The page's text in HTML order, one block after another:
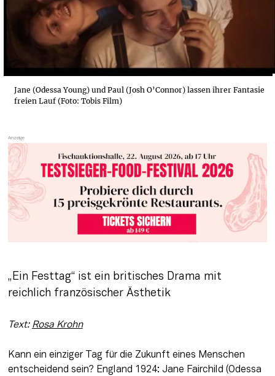
Jane (Odessa Young) und Paul (Josh O’Connor) lassen ihrer Fantasie
freien Lauf (Foto: Tobis Film)
„Ein Festtag“ ist ein britisches Drama mit
reichlich französischer Ästhetik
Text: Rosa Krohn
Kann ein einziger Tag für die Zukunft eines Menschen
entscheidend sein? England 1924: Jane Fairchild (Odessa